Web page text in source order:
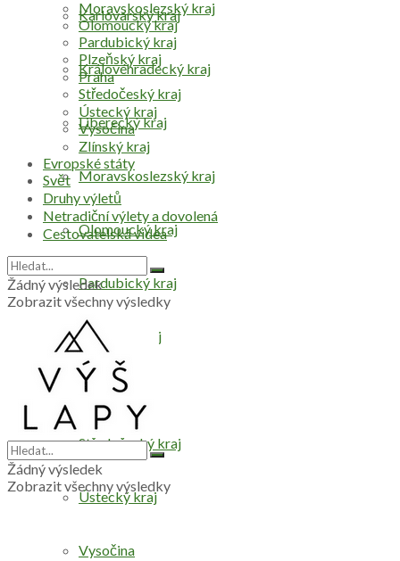
Karlovarský kraj
Královéhradecký kraj
Liberecký kraj
Moravskoslezský kraj
Olomoucký kraj
Pardubický kraj
Plzeňský kraj
Praha
Středočeský kraj
Ústecký kraj
Vysočina
Moravskoslezský kraj
Olomoucký kraj
Pardubický kraj
Plzeňský kraj
Praha
Středočeský kraj
Ústecký kraj
Vysočina
Zlínský kraj
Evropské státy
Svět
Druhy výletů
Netradiční výlety a dovolená
Cestovatelská videa
Žádný výsledek
Zobrazit všechny výsledky
Žádný výsledek
Zobrazit všechny výsledky